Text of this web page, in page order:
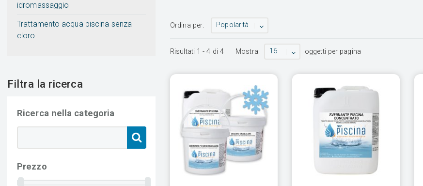
Ordina per: Popolarità
Risultati 1 -4 di 4 Mostra: 16 oggetti per pagina
idromassaggio
Trattamento acqua piscina senza
cloro
Filtra la ricerca
Ricerca nella categoria
Prezzo